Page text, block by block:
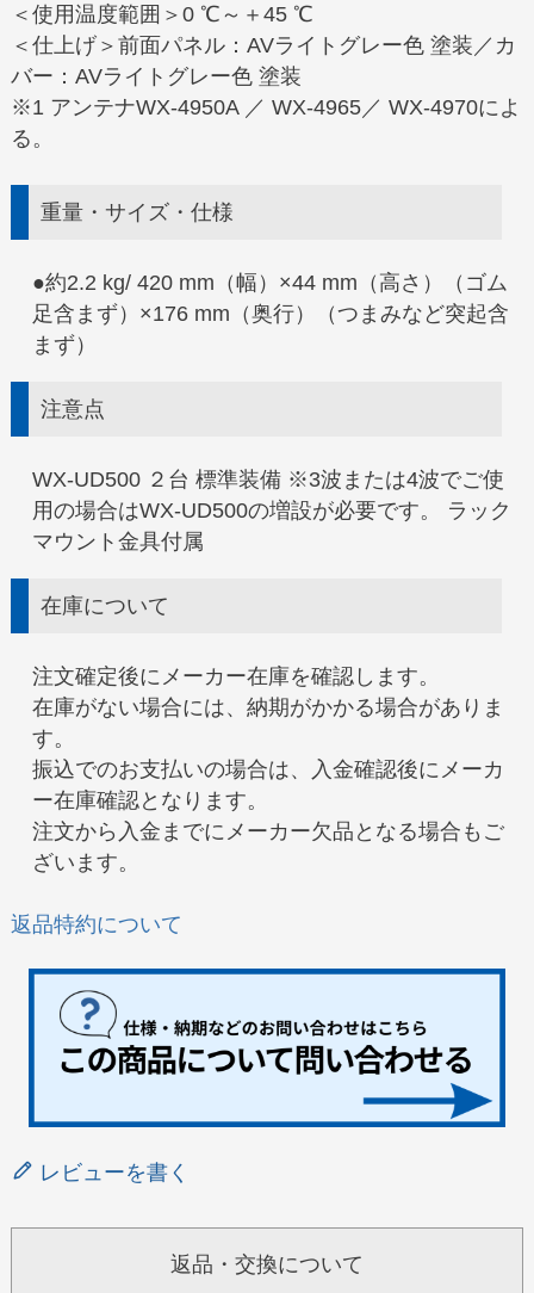
＜使用温度範囲＞0 ℃～＋45 ℃
＜仕上げ＞前面パネル：AVライトグレー色 塗装／カ
バー：AVライトグレー色 塗装
※1 アンテナWX-4950A ／ WX-4965／ WX-4970によ
る。
重量・サイズ・仕様
●約2.2 kg/ 420 mm（幅）×44 mm（高さ）（ゴム
足含まず）×176 mm（奥行）（つまみなど突起含
まず）
注意点
WX-UD500 ２台 標準装備 ※3波または4波でご使
用の場合はWX-UD500の増設が必要です。 ラック
マウント金具付属
在庫について
注文確定後にメーカー在庫を確認します。
在庫がない場合には、納期がかかる場合がありま
す。
振込でのお支払いの場合は、入金確認後にメーカ
ー在庫確認となります。
注文から入金までにメーカー欠品となる場合もご
ざいます。
返品特約について
レビューを書く
返品・交換について